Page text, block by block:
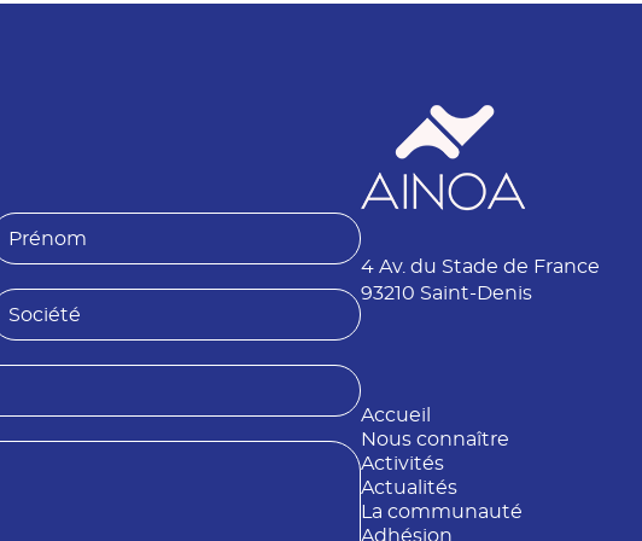
4 Av. du Stade de France
93210 Saint-Denis
Accueil
Nous connaître
Activités
Actualités
La communauté
Adhésion